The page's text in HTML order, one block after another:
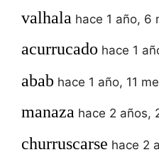
valhala hace 1 año, 6
acurrucado hace 1
abab hace 1 año, 11
manaza hace 2 años,
churruscarse hace 2